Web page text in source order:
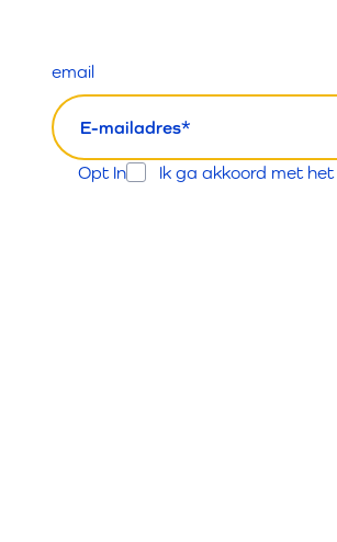
email
Opt In Ik ga akkoord met het